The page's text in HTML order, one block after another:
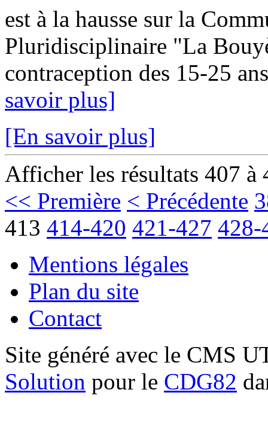
est à la hausse sur la
Pluridisciplinaire "La
contraception des 15-25
savoir plus]
[En savoir plus]
Afficher les résultats 407 à
<< Première < Précédente
413 414-420 421-427 428-
Mentions légales
Plan du site
Contact
Site généré avec le CMS
Solution pour le CDG82